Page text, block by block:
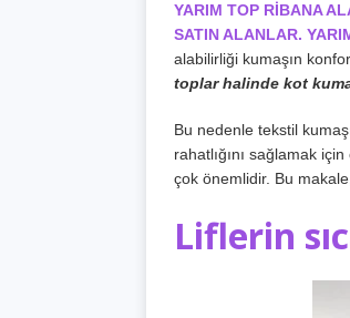
YARIM TOP RİBANA
SATIN ALANLAR.
alabilirliği kumaşın
toplar halinde kot
Bu nedenle tekstil
rahatlığını sağlamak
çok önemlidir. Bu
Liflerin